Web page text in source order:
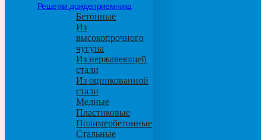
Решетки дождеприемника
Бетонные
Из
высокопрочного
чугуна
Из нержавеющей
стали
Из оцинкованной
стали
Медные
Пластиковые
Полимербетонные
Стальные